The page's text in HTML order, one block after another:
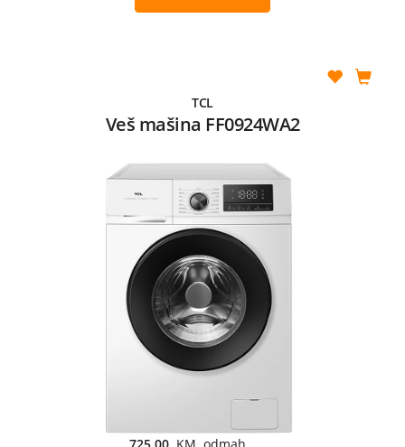
TCL
Veš mašina FF0924WA2